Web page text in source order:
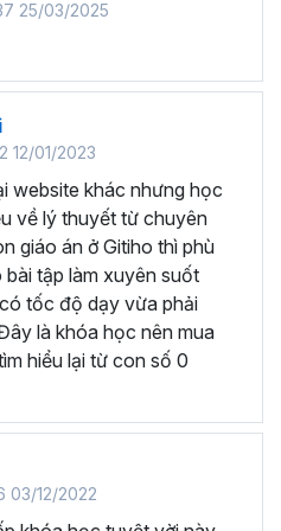
gian, công sức để xử lý
cũng không biết những thứ
không.
tại Việt Nam
tuyển vào vị trí kế toán, xử
cầu thành thạo Excel xử lý
khóa học vềThủ thuật
- EXG02 với hơn7h+ học
bạn sẽ nhận được nhiều lợi
có trình độ chuyên môn
tiễn dày dặn đã và đang đào
Vietcombank, MIC, Tập
True Milk
25/03/2025
12/01/2023
website khác nhưng học
về lý thuyết từ chuyên
giáo án ở Gitiho thì phù
tập làm xuyên suốt
tốc độ dạy vừa phải
là khóa học nên mua
hiểu lại từ con số 0
03/12/2022